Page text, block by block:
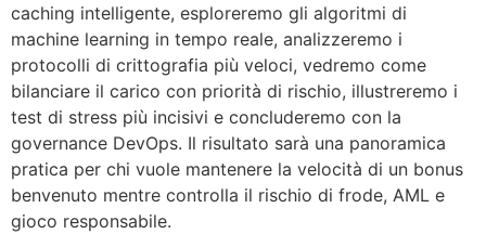
caching intelligente, esploreremo gli algoritmi di
machine learning in tempo reale, analizzeremo i
protocolli di crittografia più veloci, vedremo come
bilanciare il carico con priorità di rischio, illustreremo i
test di stress più incisivi e concluderemo con la
governance DevOps. Il risultato sarà una panoramica
pratica per chi vuole mantenere la velocità di un bonus
benvenuto mentre controlla il rischio di frode, AML e
gioco responsabile.